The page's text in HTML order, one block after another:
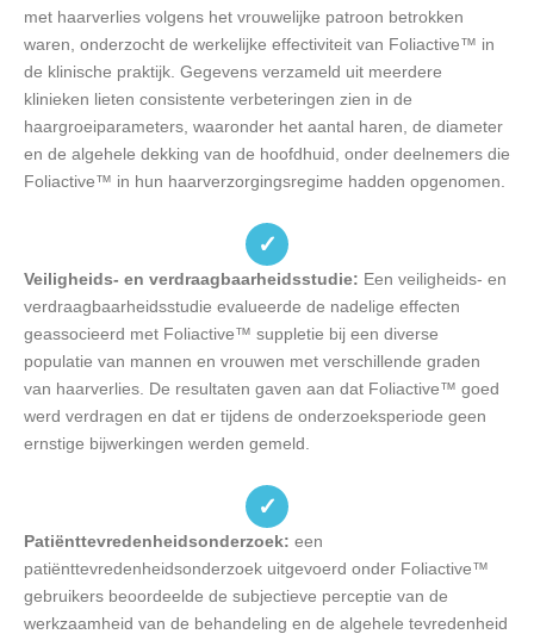
met haarverlies volgens het vrouwelijke patroon betrokken
waren, onderzocht de werkelijke effectiviteit van Foliactive™ in
de klinische praktijk. Gegevens verzameld uit meerdere
klinieken lieten consistente verbeteringen zien in de
haargroeiparameters, waaronder het aantal haren, de diameter
en de algehele dekking van de hoofdhuid, onder deelnemers die
Foliactive™ in hun haarverzorgingsregime hadden opgenomen.
✓
Veiligheids- en verdraagbaarheidsstudie: Een veiligheids- en
verdraagbaarheidsstudie evalueerde de nadelige effecten
geassocieerd met Foliactive™ suppletie bij een diverse
populatie van mannen en vrouwen met verschillende graden
van haarverlies. De resultaten gaven aan dat Foliactive™ goed
werd verdragen en dat er tijdens de onderzoeksperiode geen
ernstige bijwerkingen werden gemeld.
✓
Patiënttevredenheidsonderzoek: een
patiënttevredenheidsonderzoek uitgevoerd onder Foliactive™
gebruikers beoordeelde de subjectieve perceptie van de
werkzaamheid van de behandeling en de algehele tevredenheid